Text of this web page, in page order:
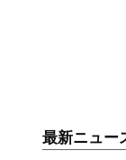
最新ニュー